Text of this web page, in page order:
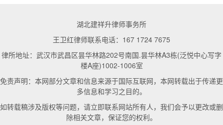
湖北建祥升律师事务所
王卫红律师联系电话：167 1724 7675
律所地址：武汉市武昌区昙华林路202号南国.昙华林A3栋(泛悦中心写字
楼A座)1002-1006室
免责声明：本网部分文章和信息来源于国际互联网，本网转载出于传递更
多信息和学习之目的。
如转载稿涉及版权等问题，请立即联系网站所有人，我们会予以更改或删
除相关文章，保证您的权利。